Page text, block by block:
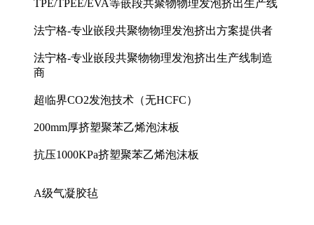
TPE/TPEE/EVA等嵌段共聚物物理发泡挤出生产线
法宁格-专业嵌段共聚物物理发泡挤出方案提供者
法宁格-专业嵌段共聚物物理发泡挤出生产线制造
商
超临界CO2发泡技术（无HCFC）
200mm厚挤塑聚苯乙烯泡沫板
抗压1000KPa挤塑聚苯乙烯泡沫板
A级气凝胶毡